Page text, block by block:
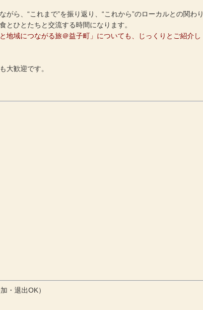
ら、“これまで”を振り返り、“これから”のローカルとの関わり
とひとたちと交流する時間になります。
地域につながる旅＠益子町」についても、じっくりとご紹介し
大歓迎です。
・退出OK）